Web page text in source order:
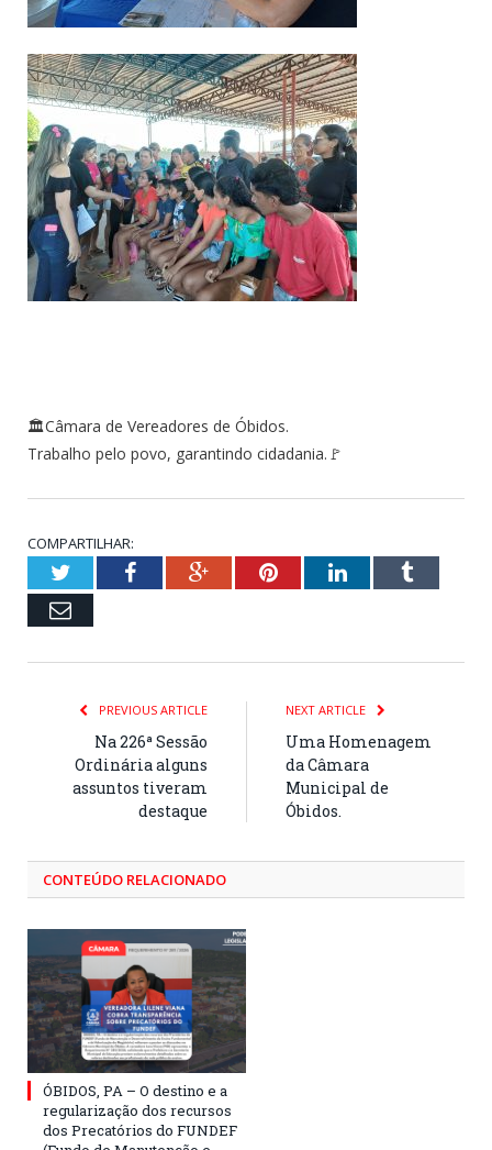
🏛Câmara de Vereadores de Óbidos.
Trabalho pelo povo, garantindo cidadania.🚩
COMPARTILHAR:
TwitterFacebookGoogle+PinterestLinkedInTumblr
Email
PREVIOUS ARTICLE
Na 226ª Sessão
Ordinária alguns
assuntos tiveram
destaque
NEXT ARTICLE
Uma Homenagem
da Câmara
Municipal de
Óbidos.
CONTEÚDO RELACIONADO
ÓBIDOS, PA – O destino e a
regularização dos recursos
dos Precatórios do FUNDEF